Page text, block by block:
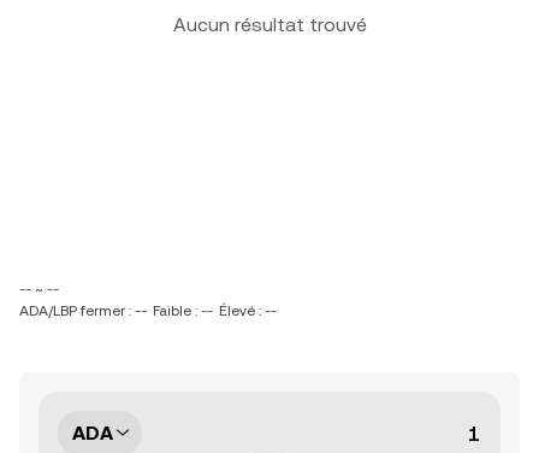
Aucun résultat trouvé
-- ~ --
ADA/LBP fermer : -- Faible : -- Élevé : --
ADA